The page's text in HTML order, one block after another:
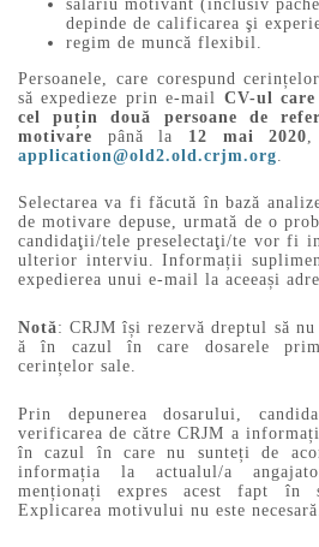
salariu motivant (inclusiv
depinde de calificarea şi
regim de muncă flexibil.
Persoanele, care corespund
să expedieze prin e-mail CV-ul
cel puțin două persoane de
motivare până la 12 mai 2020
application@old2.old.crjm.org
Selectarea va fi făcută în bază
de motivare depuse, urmată de o
candidaţii/tele preselectaţi/te vor fi
ulterior interviu. Informații
expedierea unui e-mail la aceeași
Notă: CRJM își rezervă dreptul să
ă în cazul în care dosarele
cerințelor sale.
Prin depunerea dosarului,
verificarea de către CRJM a
în cazul în care nu sunteți de
informația la actualul/a
menționați expres acest fapt în
Explicarea motivului nu este